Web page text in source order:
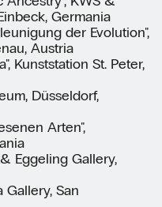
Germania
der Evolution",
Austria
Kunststation St. Peter,
Düsseldorf,
Arten",
Eggeling Gallery,
Gallery, San